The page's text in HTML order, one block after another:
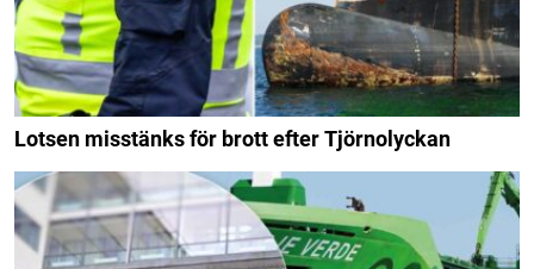
Lotsen misstänks för brott efter Tjörnolyckan